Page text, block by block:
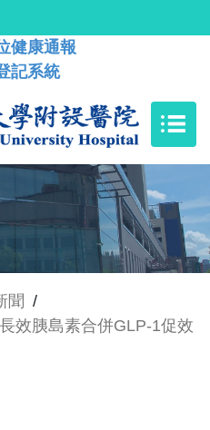
健康通報
記系統
聞 /
效胰島素合併GLP-1促效